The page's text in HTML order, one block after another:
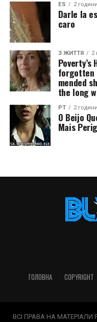
ES 2
Darle la
caro
З ЖИТТЯ 2
forgotten
mended
the long
PT 2
O Beijo
Mais
ГОЛОВНА COPYRIGHT
ВСІ ПРАВА НА